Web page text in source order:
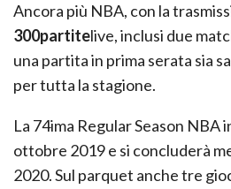
Ancora più NBA, con la
300partitelive, inclusi due
una partita in prima serata sia
per tutta la stagione.
La 74ima Regular Season NBA
ottobre 2019 e si concluderà
2020. Sul parquet anche tre